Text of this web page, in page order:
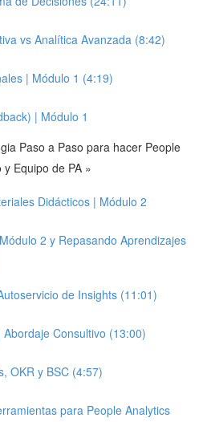
vs Analítica Avanzada (8:42)
| Módulo 1 (4:19)
| Módulo 1
Paso a Paso para hacer People
Equipo de PA »
Didácticos | Módulo 2
2 y Repasando Aprendizajes
de Insights (11:01)
Consultivo (13:00)
OKR y BSC (4:57)
para People Analytics